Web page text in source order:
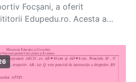
Focșani, a oferit
Edupedu.ro. Acesta a…